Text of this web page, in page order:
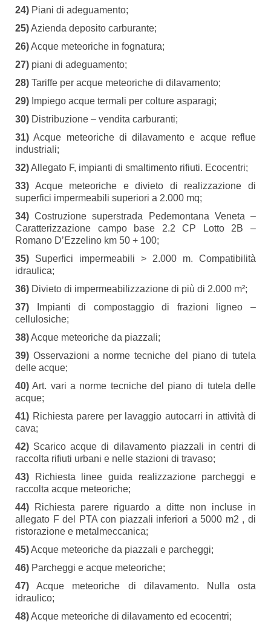
24) Piani di adeguamento;
25)Azienda deposito carburante;
26)Acque meteoriche in fognatura;
27) piani di adeguamento;
28) Tariffe per acque meteoriche di dilavamento;
29) Impiego acque termali per colture asparagi;
30) Distribuzione – vendita carburanti;
31) Acque meteoriche di dilavamento e acque reflue
industriali;
32)Allegato F, impianti di smaltimento rifiuti. Ecocentri;
33) Acque meteoriche e divieto di realizzazione di
superfici impermeabili superiori a 2.000 mq;
34) Costruzione superstrada Pedemontana Veneta –
Caratterizzazione campo base 2.2 CP Lotto 2B –
Romano D’Ezzelino km 50 + 100;
35) Superfici impermeabili > 2.000 m. Compatibilità
idraulica;
36) Divieto di impermeabilizzazione di più di 2.000 m²;
37) Impianti di compostaggio di frazioni ligneo –
cellulosiche;
38)Acque meteoriche da piazzali;
39) Osservazioni a norme tecniche del piano di tutela
delle acque;
40) Art. vari a norme tecniche del piano di tutela delle
acque;
41) Richiesta parere per lavaggio autocarri in attività di
cava;
42) Scarico acque di dilavamento piazzali in centri di
raccolta rifiuti urbani e nelle stazioni di travaso;
43) Richiesta linee guida realizzazione parcheggi e
raccolta acque meteoriche;
44) Richiesta parere riguardo a ditte non incluse in
allegato F del PTA con piazzali inferiori a 5000 m2 , di
ristorazione e metalmeccanica;
45)Acque meteoriche da piazzali e parcheggi;
46) Parcheggi e acque meteoriche;
47) Acque meteoriche di dilavamento. Nulla osta
idraulico;
48)Acque meteoriche di dilavamento ed ecocentri;